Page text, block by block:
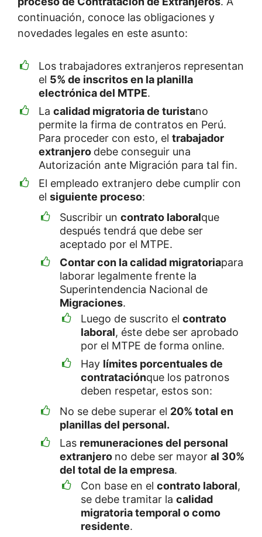
continuación, conoce las obligaciones y
novedades legales en este asunto:
Los trabajadores extranjeros representan
el 5% de inscritos en la planilla
electrónica del MTPE.
La calidad migratoria de turistano
permite la firma de contratos en Perú.
Para proceder con esto, el trabajador
extranjero debe conseguir una
Autorización ante Migración para tal fin.
El empleado extranjero debe cumplir con
el siguiente proceso:
Suscribir un contrato laboralque
después tendrá que debe ser
aceptado por el MTPE.
Contar con la calidad migratoriapara
laborar legalmente frente la
Superintendencia Nacional de
Migraciones.
Luego de suscrito el contrato
laboral, éste debe ser aprobado
por el MTPE de forma online.
Hay límites porcentuales de
contrataciónque los patronos
deben respetar, estos son:
No se debe superar el 20% total en
planillas del personal.
Las remuneraciones del personal
extranjero no debe ser mayor al 30%
del total de la empresa.
Con base en el contrato laboral,
se debe tramitar la calidad
migratoria temporal o como
residente.